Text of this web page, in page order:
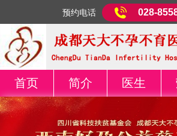
预约电话 028-
首页 简介 医生